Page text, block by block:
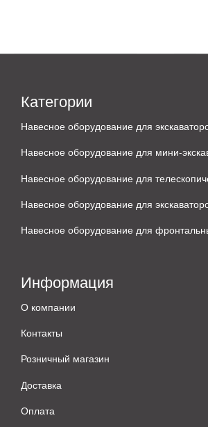
Категории
Навесное оборудование для
Навесное оборудование для мини-
Навесное оборудование для
Навесное оборудование для
Навесное оборудование для
Информация
О компании
Контакты
Розничный магазин
Доставка
Оплата